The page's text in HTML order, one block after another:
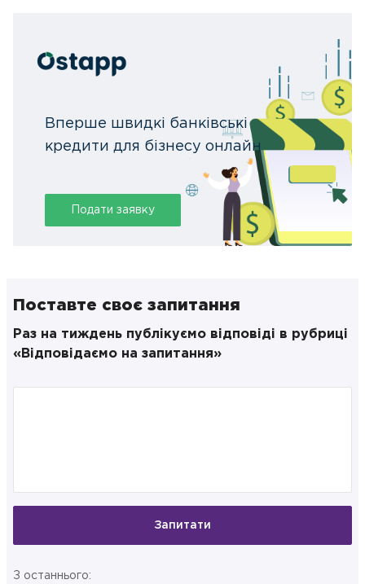
Вперше швидкі банківські
кредити для бізнесу онлайн
Подати заявку
Поставте своє запитання
Раз на тиждень публікуємо відповіді в рубриці
«Відповідаємо на запитання»
Запитати
З останнього: